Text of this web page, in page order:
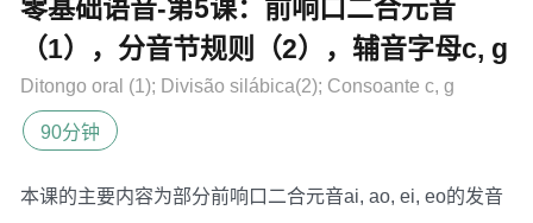
零基础语音-第5课：前响口二合元音
（1），分音节规则（2），辅音字母c, g
Ditongo oral (1); Divisão silábica(2); Consoante c, g
90分钟
本课的主要内容为部分前响口二合元音ai, ao, ei, eo的发音